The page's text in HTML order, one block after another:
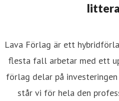
Lava Förlag är ett
flesta fall arbetar med ett
förlag delar på
står vi för hela den